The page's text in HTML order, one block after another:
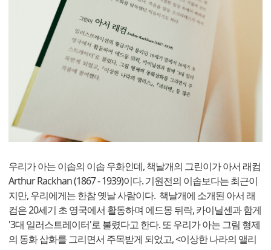
우리가 아는 이솝의 이솝 우화인데, 책날개의 그린이가 아서 래컴
Arthur Rackhan (1867 - 1939)이다. 기원전의 이솝보다는 최근이
지만, 우리에게는 한참 옛날 사람이다. 책날개에 소개된 아서 래
컴은 20세기 초 영국에서 활동하며 에드몽 뒤락, 카이닐센과 함게
'3대 일러스트레이터'로 불렸다고 한다. 또 우리가 아는 그림 형제
의 동화 삽화를 그리면서 주목받게 되었고, <이상한 나라의 앨리